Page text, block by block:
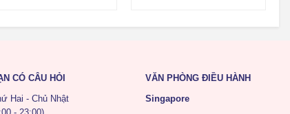
CÓ CÂU HỎI
Hai - Chủ Nhật
VĂN PHÒNG ĐIỀU HÀNH
Singapore